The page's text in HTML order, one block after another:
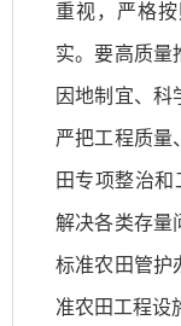
重视，严格
实。要高质量
因地制宜、
严把工程质量
田专项整治和
解决各类存量
标准农田管护
准农田工程设